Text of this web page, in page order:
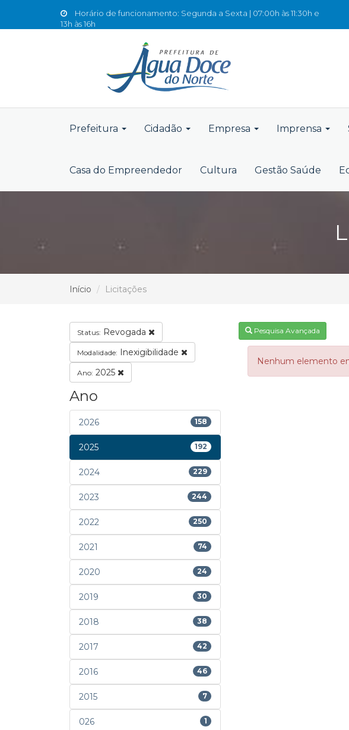
Horário de funcionamento: Segunda a Sexta | 07:00h às 11:30h e
13h às 16h
Prefeitura Cidadão Empresa Imprensa
Casa do Empreendedor Cultura Gestão Saúde
Início Licitações
Status: Revogada
Modalidade: Inexigibilidade
Ano: 2025
Ano
2026 158
2025 192
2024 229
2023 244
2022 250
2021 74
2020 24
2019 30
2018 38
2017 42
2016 46
2015 7
026 1
Pesquisa Avançada
Nenhum elemento